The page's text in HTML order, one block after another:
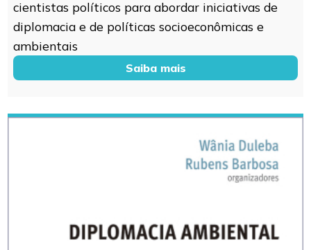
cientistas políticos para abordar iniciativas de
diplomacia e de políticas socioeconômicas e
ambientais
Saiba mais